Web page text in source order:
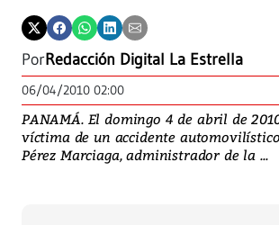
PorRedacción Digital La Estrella
06/04/2010 02:00
PANAMÁ. El domingo 4 de abril de
víctima de un accidente
Pérez Marciaga, administrador de la ...